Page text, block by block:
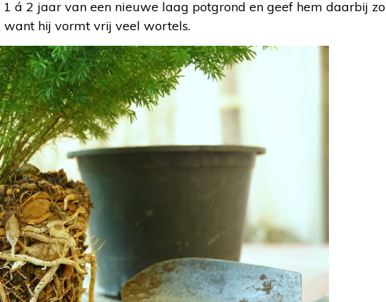
á 2 jaar van een nieuwe laag potgrond en geef hem daarbij zo
want hij vormt vrij veel wortels.